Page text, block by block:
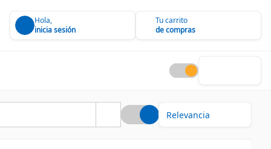
Hola,
inicia sesión
Tu carrito
de compras